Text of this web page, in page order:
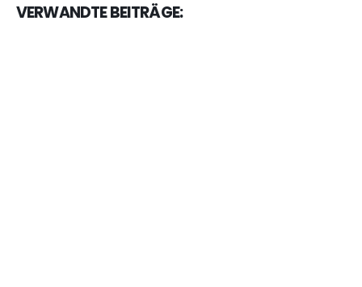
VERWANDTE BEITRÄGE: